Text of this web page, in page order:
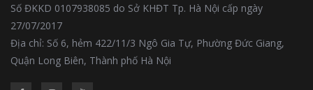
Số ĐKKD 0107938085 do Sở KHĐT Tp. Hà Nội cấp ngày
27/07/2017
Địa chỉ: Số 6, hẻm 422/11/3 Ngô Gia Tự, Phường Đức Giang,
Quận Long Biên, Thành phố Hà Nội